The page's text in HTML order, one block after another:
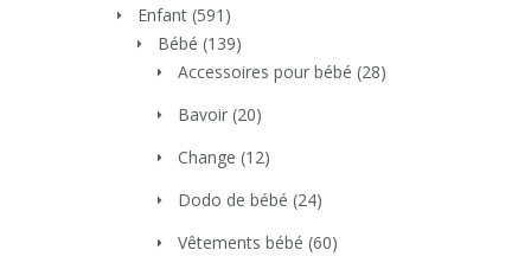
Enfant (591)
Bébé (139)
Accessoires pour bébé (28)
Bavoir (20)
Change (12)
Dodo de bébé (24)
Vêtements bébé (60)